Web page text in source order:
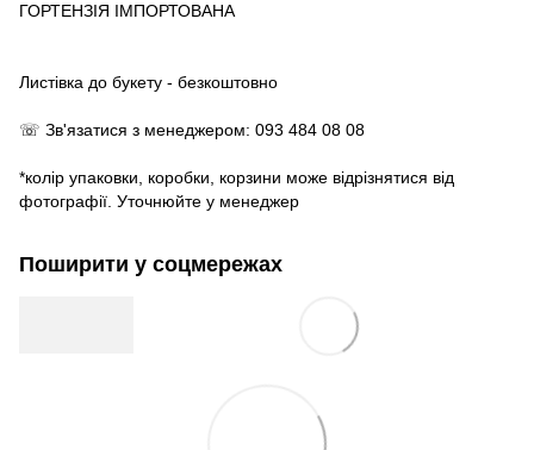
ГОРТЕНЗІЯ ІМПОРТОВАНА
Листівка до букету - безкоштовно
☏ Зв'язатися з менеджером: 093 484 08 08
*колір упаковки, коробки, корзини може відрізнятися від
фотографії. Уточнюйте у менеджер
Поширити у соцмережах